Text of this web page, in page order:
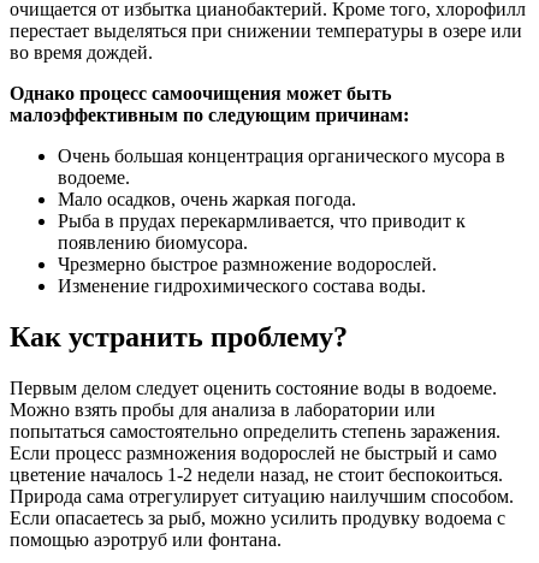
очищается от избытка цианобактерий. Кроме того, хлорофилл
перестает выделяться при снижении температуры в озере или
во время дождей.
Однако процесс самоочищения может быть
малоэффективным по следующим причинам:
Очень большая концентрация органического мусора в
водоеме.
Мало осадков, очень жаркая погода.
Рыба в прудах перекармливается, что приводит к
появлению биомусора.
Чрезмерно быстрое размножение водорослей.
Изменение гидрохимического состава воды.
Как устранить проблему?
Первым делом следует оценить состояние воды в водоеме.
Можно взять пробы для анализа в лаборатории или
попытаться самостоятельно определить степень заражения.
Если процесс размножения водорослей не быстрый и само
цветение началось 1-2 недели назад, не стоит беспокоиться.
Природа сама отрегулирует ситуацию наилучшим способом.
Если опасаетесь за рыб, можно усилить продувку водоема с
помощью аэротруб или фонтана.